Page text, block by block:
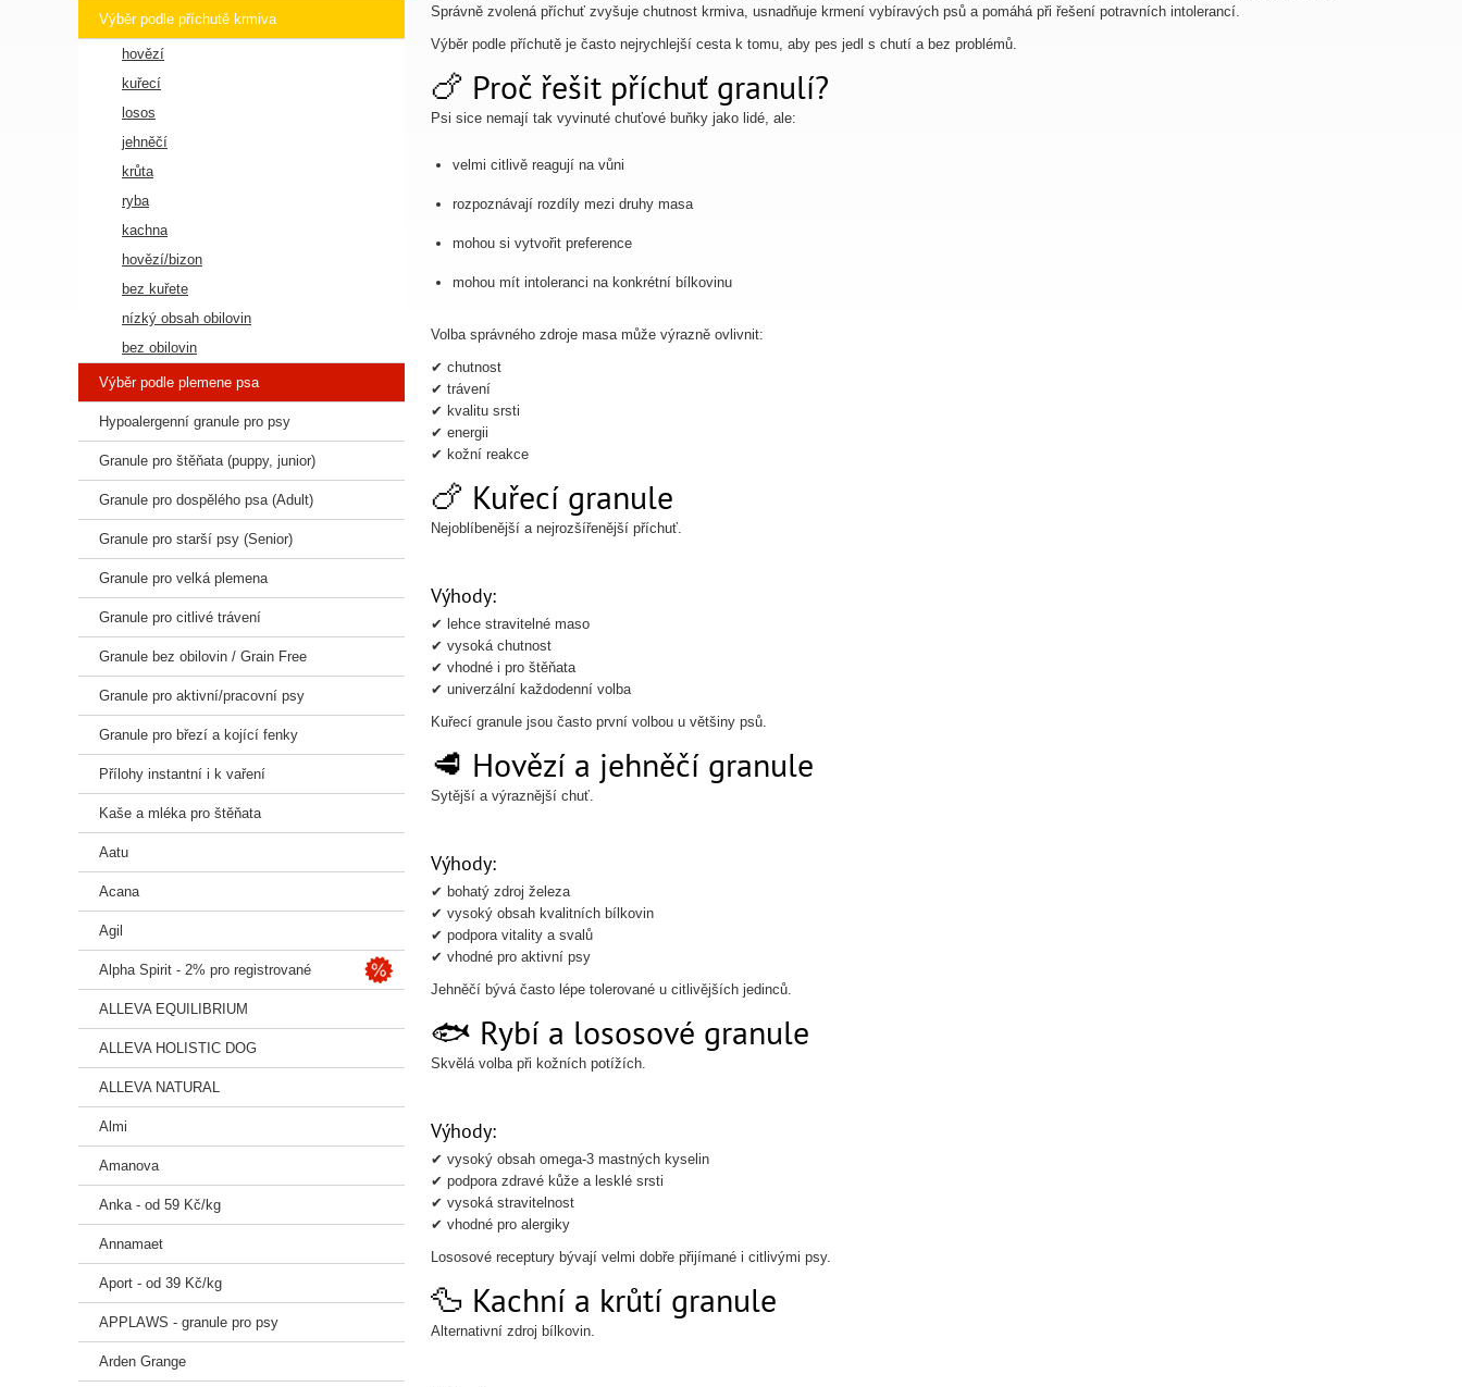
Správně zvolená příchuť zvyšuje chutnost krmiva, usnadňuje krmení vybíravých psů a pomáhá při řešení potravních intolerancí.
Výběr podle příchutě je často nejrychlejší cesta k tomu, aby pes jedl s chutí a bez problémů.
🍗 Proč řešit příchuť granulí?
Psi sice nemají tak vyvinuté chuťové buňky jako lidé, ale:
velmi citlivě reagují na vůni
rozpoznávají rozdíly mezi druhy masa
mohou si vytvořit preference
mohou mít intoleranci na konkrétní bílkovinu
Volba správného zdroje masa může výrazně ovlivnit:
✔ chutnost
✔ trávení
✔ kvalitu srsti
✔ energii
✔ kožní reakce
🍗 Kuřecí granule
Nejoblíbenější a nejrozšířenější příchuť.
Výhody:
✔ lehce stravitelné maso
✔ vysoká chutnost
✔ vhodné i pro štěňata
✔ univerzální každodenní volba
Kuřecí granule jsou často první volbou u většiny psů.
🥩 Hovězí a jehněčí granule
Sytější a výraznější chuť.
Výhody:
✔ bohatý zdroj železa
✔ vysoký obsah kvalitních bílkovin
✔ podpora vitality a svalů
✔ vhodné pro aktivní psy
Jehněčí bývá často lépe tolerované u citlivějších jedinců.
🐟 Rybí a lososové granule
Skvělá volba při kožních potížích.
Výhody:
✔ vysoký obsah omega-3 mastných kyselin
✔ podpora zdravé kůže a lesklé srsti
✔ vysoká stravitelnost
✔ vhodné pro alergiky
Lososové receptury bývají velmi dobře přijímané i citlivými psy.
🦆 Kachní a krůtí granule
Alternativní zdroj bílkovin.
Výběr podle příchutě krmiva
hovězí
kuřecí
losos
jehněčí
krůta
ryba
kachna
hovězí/bizon
bez kuřete
nízký obsah obilovin
bez obilovin
Výběr podle plemene psa
Hypoalergenní granule pro psy
Granule pro štěňata (puppy, junior)
Granule pro dospělého psa (Adult)
Granule pro starší psy (Senior)
Granule pro velká plemena
Granule pro citlivé trávení
Granule bez obilovin / Grain Free
Granule pro aktivní/pracovní psy
Granule pro březí a kojící fenky
Přílohy instantní i k vaření
Kaše a mléka pro štěňata
Aatu
Acana
Agil
Alpha Spirit - 2% pro registrované
ALLEVA EQUILIBRIUM
ALLEVA HOLISTIC DOG
ALLEVA NATURAL
Almi
Amanova
Anka - od 59 Kč/kg
Annamaet
Aport - od 39 Kč/kg
APPLAWS - granule pro psy
Arden Grange